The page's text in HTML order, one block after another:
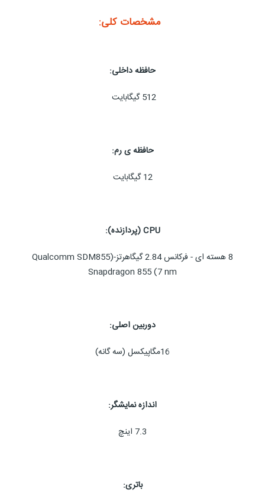
مشخصات کلی:
حافظه داخلی:
512 گیگابایت
حافظه ی رم:
12 گیگابایت
CPU (پردازنده):
8 هسته ای - فرکانس 2.84 گیگاهرتز-(Qualcomm SDM855
Snapdragon 855 (7 nm
دوربین اصلی:
16مگاپیکسل (سه گانه)
اندازه نمایشگر:
7.3 اینچ
باتری: